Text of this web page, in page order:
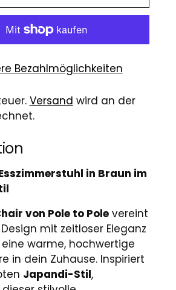
Bezahlmöglichkeiten
Versand wird an der
in Braun im
von Pole to Polevereint
mit zeitloser Eleganz
warme, hochwertige
in dein Zuhause. Inspiriert
Japandi-Stil,